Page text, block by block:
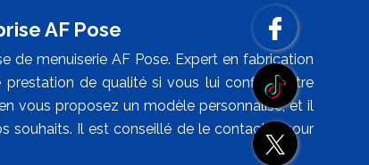
AF Pose
de menuiserie AF Pose. Expert en fabrication
de qualité si vous lui confiez votre
vous proposez un modèle personnalisé, et il
souhaits. Il est conseillé de le contacter pour